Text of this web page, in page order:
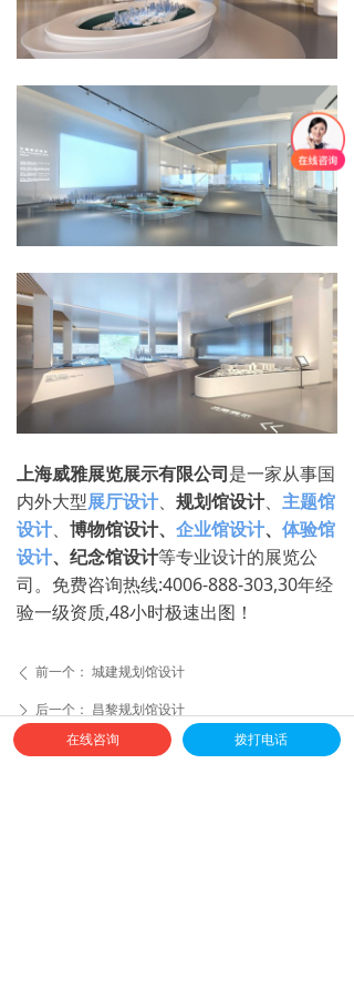
上海威雅展览展示有限公司是一家从事国
内外大型展厅设计、 规划馆设计、 主题馆
设计、 博物馆设计、 企业馆设计、 体验馆
设计、纪念馆设计等专业设计的展览公
司。免费咨询热线:4006-888-303,30年经
验一级资质,48小时极速出图！
ꄴ 前一个： 城建规划馆设计
ꄲ 后一个： 昌黎规划馆设计
在线咨询 拨打电话